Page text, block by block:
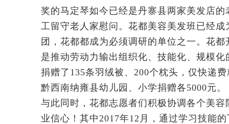
奖的马定琴如今已经是丹寨县两家美发店
工留守老人家慰问。花都美容美发班已经
团，花都都成为必须调研的单位之一。花
是推动劳动力输出组织化、技能化、规模
捐赠了135条羽绒被、200个枕头，仅快递
黔西南纳雍县幼儿园、小学捐赠各5000元。
与此同时，花都志愿者们积极协调各个美
业信心！其中2017年12月，通过学习技能